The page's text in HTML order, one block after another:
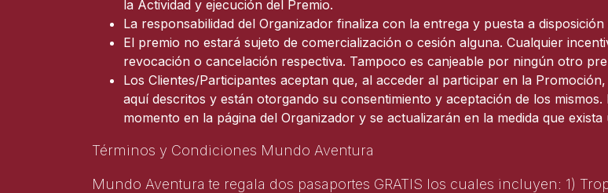
la Actividad y ejecución del Premio.
La responsabilidad del Organizador finaliza con la entrega y puesta a
El premio no estará sujeto de comercialización o cesión alguna. Cualquier
revocación o cancelación respectiva. Tampoco es canjeable por ningún otro
Los Clientes/Participantes aceptan que, al acceder al participar en la
aquí descritos y están otorgando su consentimiento y aceptación de los
momento en la página del Organizador y se actualizarán en la medida que
Términos y Condiciones Mundo Aventura
Mundo Aventura te regala dos pasaportes GRATIS los cuales incluyen: 1)